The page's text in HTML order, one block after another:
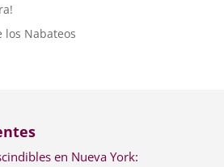
los Nabateos
en Nueva York: